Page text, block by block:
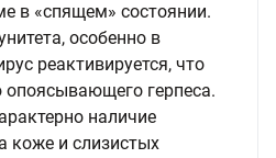
в «спящем» состоянии.
особенно в
реактивируется, что
герпеса.
наличие
коже и слизистых